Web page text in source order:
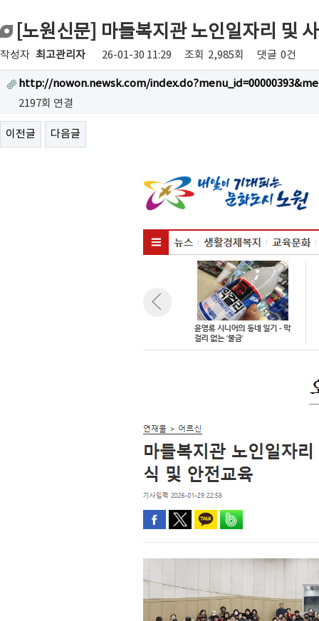
[노원신문] 마들복지관 노인일자리 및
작성자 최고관리자 26-01-30 11:29 조회 2,985회 댓글 0건
http://nowon.newsk.com/
2197회 연결
이전글 다음글